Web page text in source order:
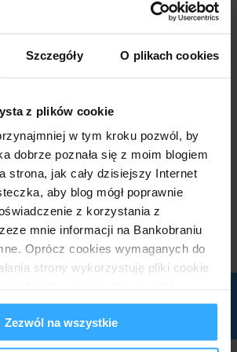
Szczegóły O plikach cookies
z plików cookie
w tym kroku pozwól, by
dobrze poznała się z moim blogiem
strona, jak cały dzisiejszy Internet
aby blog mógł poprawnie
z korzystania z
mnie informacji na Bankobraniu
Oprócz cookies wymaganych do
strony wykorzystuję pliki cookie
mojej witrynie. Informacje o tym, jak
udostępniam moim partnerom
reklamowym i analitycznym.
Zezwól na wszystkie
dla celów marketingu
elektroniczną (...) oraz
marketingu (zgoda na
uzasadniony interes
danych)"
nawet tych pojawiających się
się możesz dzięki newsletterowi.
sposób otrzymywania informacji o
(a przy tym zero spamu):